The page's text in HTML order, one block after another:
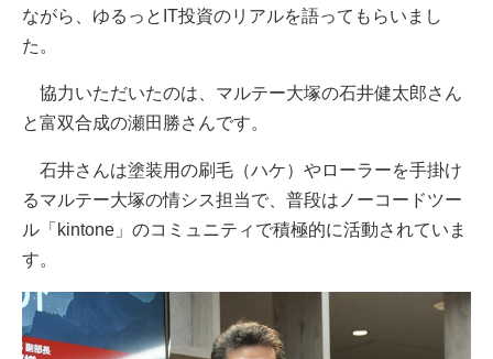
ながら、ゆるっとIT投資のリアルを語ってもらいまし
た。
協力いただいたのは、マルテー大塚の石井健太郎さん
と富双合成の瀬田勝さんです。
石井さんは塗装用の刷毛（ハケ）やローラーを手掛け
るマルテー大塚の情シス担当で、普段はノーコードツー
ル「kintone」のコミュニティで積極的に活動されていま
す。